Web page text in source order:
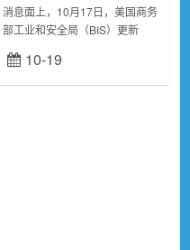
消息面上，10月17日，美国商务
部工业和安全局（BIS）更新
规定，收紧AI芯片等领域限制。
根据最新的规则，英伟达包括
10-19